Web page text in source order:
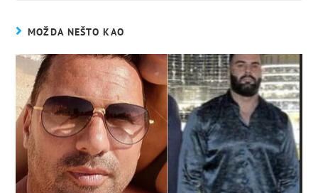
MOŽDA NEŠTO KAO